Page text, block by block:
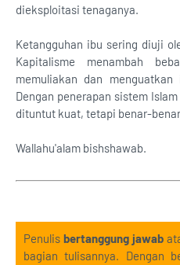
dieksploitasi tenaganya.
Ketangguhan ibu sering diuji
Kapitalisme menambah
memuliakan dan
Dengan penerapan sistem
dituntut kuat, tetapi benar-
Wallahu'alam bishshawab.
Penulis bertanggung jawab
bagian tulisannya. Dengan